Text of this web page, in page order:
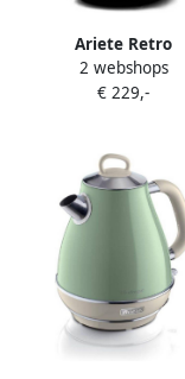
Ariete Retro
Espressomachine
Gemalen of Pads
2 webshops
€ 229,-